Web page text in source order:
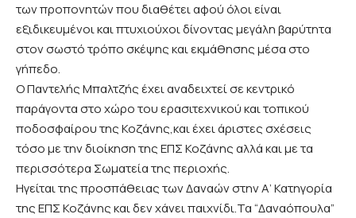
των προπονητών που διαθέτει αφού όλοι είναι
εξιδικευμένοι και πτυχιούχοι δίνοντας μεγάλη βαρύτητα
στον σωστό τρόπο σκέψης και εκμάθησης μέσα στο
γήπεδο.
Ο Παντελής Μπαλτζής έχει αναδειχτεί σε κεντρικό
παράγοντα στο χώρο του ερασιτεχνικού και τοπικού
ποδοσφαίρου της Κοζάνης,και έχει άριστες σχέσεις
τόσο με την διοίκηση της ΕΠΣ Κοζάνης αλλά και με τα
περισσότερα Σωματεία της περιοχής.
Ηγείται της προσπάθειας των Δαναών στην Α’ Κατηγορία
της ΕΠΣ Κοζάνης και δεν χάνει παιχνίδι.Τα “Δαναόπουλα”